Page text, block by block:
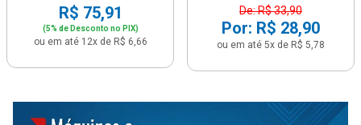
R$ 75,91
(5% de Desconto no PIX)
ou em até 12x de R$ 6,66
De: R$ 33,90
Por: R$ 28,90
ou em até 5x de R$ 5,78